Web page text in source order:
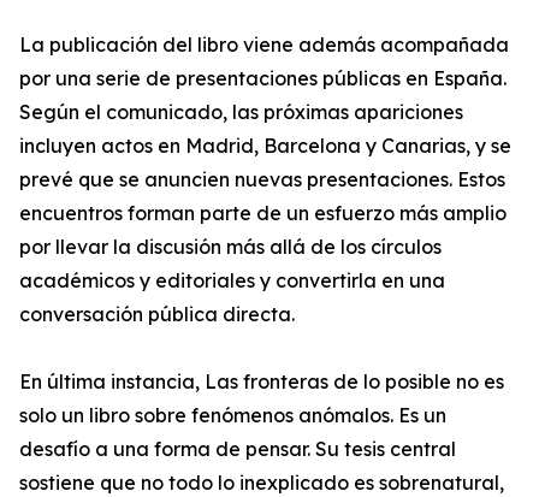
La publicación del libro viene además acompañada
por una serie de presentaciones públicas en España.
Según el comunicado, las próximas apariciones
incluyen actos en Madrid, Barcelona y Canarias, y se
prevé que se anuncien nuevas presentaciones. Estos
encuentros forman parte de un esfuerzo más amplio
por llevar la discusión más allá de los círculos
académicos y editoriales y convertirla en una
conversación pública directa.
En última instancia, Las fronteras de lo posible no es
solo un libro sobre fenómenos anómalos. Es un
desafío a una forma de pensar. Su tesis central
sostiene que no todo lo inexplicado es sobrenatural,